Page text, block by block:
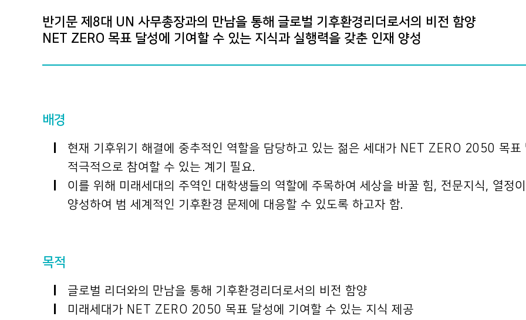
반기문 제8대 UN 사무총장과의 만남을 통해 글로벌 기후환경리더로서의 비전 함양
NET ZERO 목표 달성에 기여할 수 있는 지식과 실행력을 갖춘 인재 양성
배경
현재 기후위기 해결에 중추적인 역할을 담당하고 있는 젊은 세대가 NET ZERO 2050 목표
적극적으로 참여할 수 있는 계기 필요.
이를 위해 미래세대의 주역인 대학생들의 역할에 주목하여 세상을 바꿀 힘, 전문지식, 열정
양성하여 범 세계적인 기후환경 문제에 대응할 수 있도록 하고자 함.
목적
글로벌 리더와의 만남을 통해 기후환경리더로서의 비전 함양
미래세대가 NET ZERO 2050 목표 달성에 기여할 수 있는 지식 제공